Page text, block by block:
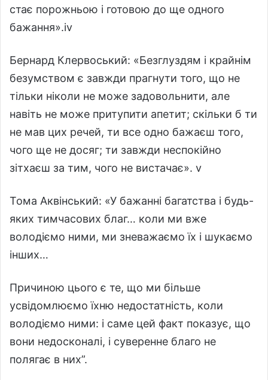
стає порожньою і готовою до ще одного
бажання».iv
Бернард Клервоський: «Безглуздям і крайнім
безумством є завжди прагнути того, що не
тільки ніколи не може задовольнити, але
навіть не може притупити апетит; скільки б ти
не мав цих речей, ти все одно бажаєш того,
чого ще не досяг; ти завжди неспокійно
зітхаєш за тим, чого не вистачає». v
Тома Аквінський: «У бажанні багатства і будь-
яких тимчасових благ… коли ми вже
володіємо ними, ми зневажаємо їх і шукаємо
інших…
Причиною цього є те, що ми більше
усвідомлюємо їхню недостатність, коли
володіємо ними: і саме цей факт показує, що
вони недосконалі, і суверенне благо не
полягає в них”.